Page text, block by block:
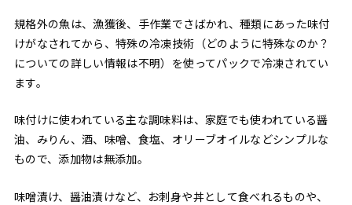
規格外の魚は、漁獲後、手作業でさばかれ、種類にあった味付
けがなされてから、特殊の冷凍技術（どのように特殊なのか？
についての詳しい情報は不明）を使ってパックで冷凍されてい
ます。
味付けに使われている主な調味料は、家庭でも使われている醤
油、みりん、酒、味噌、食塩、オリーブオイルなどシンプルな
もので、添加物は無添加。
味噌漬け、醤油漬けなど、お刺身や丼として食べれるものや、